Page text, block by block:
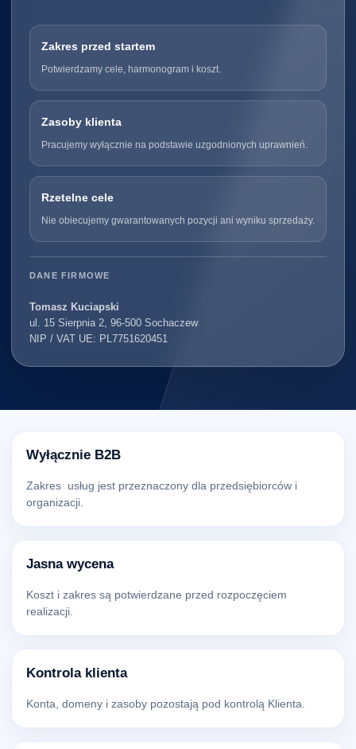
Zakres przed startem
Potwierdzamy cele, harmonogram i koszt.
Zasoby klienta
Pracujemy wyłącznie na podstawie uzgodnionych uprawnień.
Rzetelne cele
Nie obiecujemy gwarantowanych pozycji ani wyniku sprzedaży.
DANE FIRMOWE
Tomasz Kuciapski
ul. 15 Sierpnia 2, 96-500 Sochaczew
NIP / VAT UE: PL7751620451
Wyłącznie B2B
Zakres usług jest przeznaczony dla przedsiębiorców i
organizacji.
Jasna wycena
Koszt i zakres są potwierdzane przed rozpoczęciem
realizacji.
Kontrola klienta
Konta, domeny i zasoby pozostają pod kontrolą Klienta.